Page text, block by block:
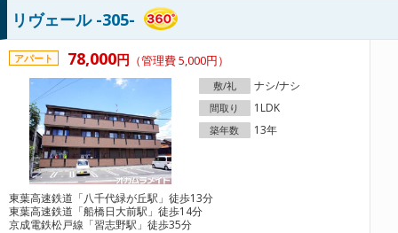
リヴェール -305-
アパート 78,000円 （管理費 5,000円）
敷/礼 ナシ/ナシ
間取り 1LDK
築年数 13年
東葉高速鉄道「八千代緑が丘駅」徒歩13分
東葉高速鉄道「船橋日大前駅」徒歩14分
京成電鉄松戸線「習志野駅」徒歩35分